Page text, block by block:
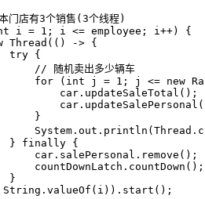
门店有3个销售(3个线程)
i = 1 ; i <= employee; i++) {
Thread(() -> {
try {
// 随机卖出多少辆车
for ( int j = 1 ; j <= new
car.updateSaleTotal();
}
}
finally {
car.salePersonal.remove();
countDownLatch.countDown();
}